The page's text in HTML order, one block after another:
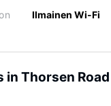
Ilmainen Wi-Fi
Thorsen